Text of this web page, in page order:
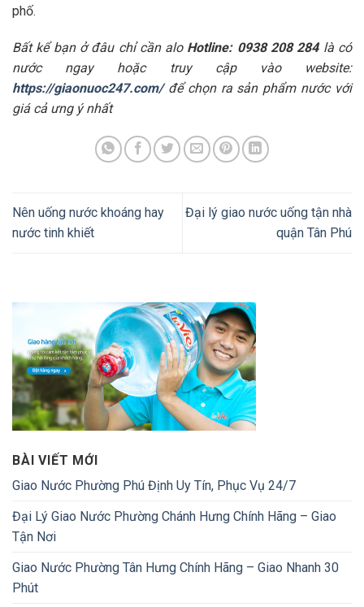
phố.
Bất kể bạn ở đâu chỉ cần alo Hotline: 0938 208 284là có
nước ngay hoặc truy cập vào website:
https://giaonuoc247.com/ để chọn ra sản phẩm nước với
giá cả ưng ý nhất
Nên uống nước khoáng hay
nước tinh khiết
Đại lý giao nước uống tận nhà
quận Tân Phú
BÀI VIẾT MỚI
Giao Nước Phường Phú Định Uy Tín, Phục Vụ 24/7
Đại Lý Giao Nước Phường Chánh Hưng Chính Hãng – Giao
Tận Nơi
Giao Nước Phường Tân Hưng Chính Hãng – Giao Nhanh 30
Phút